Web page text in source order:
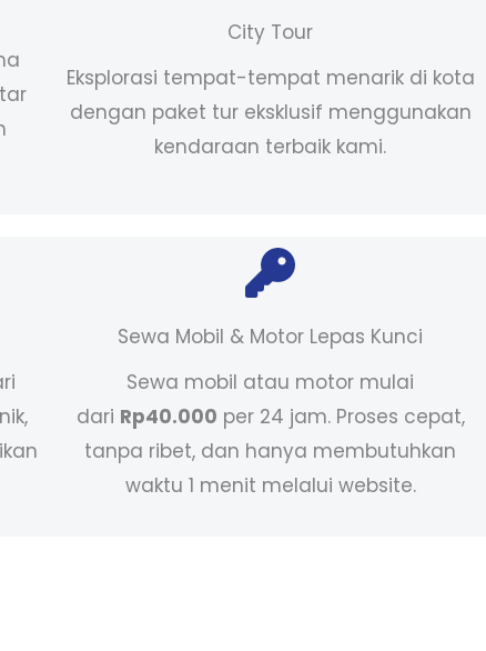
City Tour
Eksplorasi tempat-tempat menarik di kota
dengan paket tur eksklusif menggunakan
kendaraan terbaik kami.
Sewa Mobil & Motor Lepas Kunci
Sewa mobil atau motor mulai
dari Rp40.000 per 24 jam. Proses cepat,
tanpa ribet, dan hanya membutuhkan
waktu 1 menit melalui website.